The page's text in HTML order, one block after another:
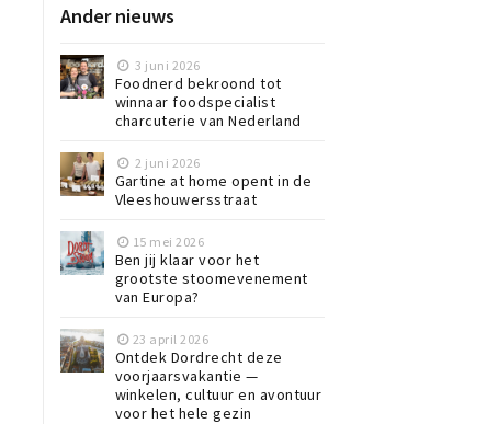
Ander nieuws
3 juni 2026
Foodnerd bekroond tot
winnaar foodspecialist
charcuterie van Nederland
2 juni 2026
Gartine at home opent in de
Vleeshouwersstraat
15 mei 2026
Ben jij klaar voor het
grootste stoomevenement
van Europa?
23 april 2026
Ontdek Dordrecht deze
voorjaarsvakantie —
winkelen, cultuur en avontuur
voor het hele gezin